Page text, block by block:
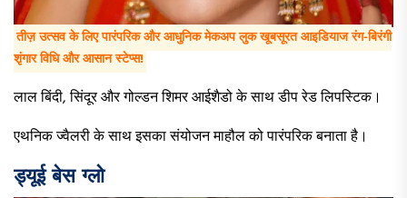
तीज़ उत्सव के लिए पारंपरिक और आधुनिक मेकअप लुक खूबसूरत आइडियाज रंग-बिरंगी
शृंगार विधि और आसान स्टेप्स!
लाल बिंदी, सिंदूर और गोल्डन शिमर आईशैडो के साथ डीप रेड लिपस्टिक।
एथनिक ज्वैलरी के साथ इसका संयोजन माहौल को पारंपरिक बनाता है।
ड्यूई बेस ग्लो